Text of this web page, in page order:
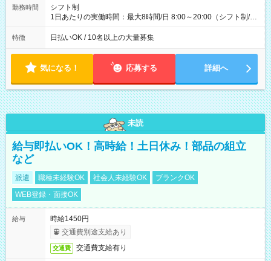
勤務時間
シフト制
1日あたりの実働時間：最大8時間/日 8:00～20:00（シフト制/実
働8時間） ※週5日勤務（場所次第では週4も有り） ※配達状況
によって時間外での勤務可能性有り ※案件により多少の前後あ
特徴 日払いOK / 10名以上の大量募集
気になる！ 応募する 詳細へ
未読
給与即払いOK！高時給！土日休み！部品の組立
など
派遣 職種未経験OK 社会人未経験OK
ブランクOK
WEB登録・面接OK
給与
時給1450円
交通費別途支給あり
交通費 交通費支給有り